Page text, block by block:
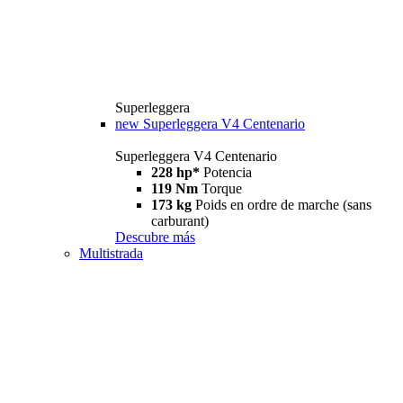
Superleggera
new Superleggera V4 Centenario
Superleggera V4 Centenario
228 hp* Potencia
119 Nm Torque
173 kg Poids en ordre de marche (sans
carburant)
Descubre más
Multistrada